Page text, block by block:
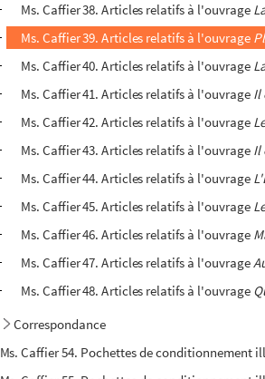
Ms. Caffier 38. Articles relatifs à l'ouvrage
Ms. Caffier 39. Articles relatifs à l'ouvrage
Ms. Caffier 40. Articles relatifs à l'ouvrage
Ms. Caffier 41. Articles relatifs à l'ouvrage Il
Ms. Caffier 42. Articles relatifs à l'ouvrage
Ms. Caffier 43. Articles relatifs à l'ouvrage Il
Ms. Caffier 44. Articles relatifs à l'ouvrage
Ms. Caffier 45. Articles relatifs à l'ouvrage
Ms. Caffier 46. Articles relatifs à l'ouvrage
Ms. Caffier 47. Articles relatifs à l'ouvrage
Ms. Caffier 48. Articles relatifs à l'ouvrage
Correspondance
Ms. Caffier 54. Pochettes de conditionnement